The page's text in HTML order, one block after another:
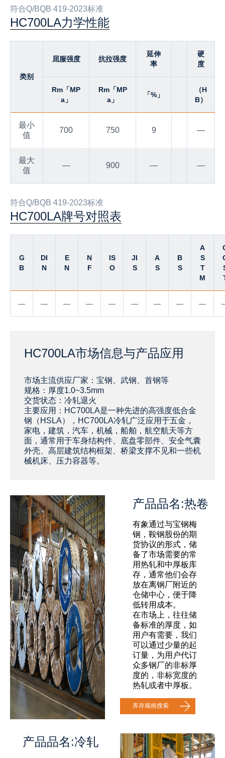
符合Q/BQB 419-2023标准
HC700LA力学性能
类别
屈服强度 抗拉强度
延伸
率
硬
度
Rm「MP
a」
Rm「MP
a」
「%」
（H
B）
最小
值
700 750 9 —
最大
值
— 900 — —
符合Q/BQB 419-2023标准
HC700LA牌号对照表
G
B
DI
N
E
N
N
F
IS
O
JI
S
A
S
B
S
A
S
T
M
— — — — — — — — —
HC700LA市场信息与产品应用
‌‌‌‌‌‌‌‌‌‌‌‌‌‌‌‌‌‌‌‌‌‌市场主流供应厂家：宝钢、武钢、首钢等
规格：厚度1.0~3.5mm
交货状态：冷轧退火
主要应用：HC700LA是一种先进的高强度低合金
钢（HSLA），HC700LA冷轧广泛应用于五金，
家电，建筑，汽车，机械，船舶，航空航天等方
面，通常用于车身结构件、底盘零部件、安全气囊
外壳、高层建筑结构框架、桥梁支撑不见和一些机
械机床、压力容器等。
产品品名:热卷
有象通过与宝钢梅
钢，鞍钢股份的期
货协议的形式，储
备了市场需要的常
用热轧和中厚板库
存，通常他们会存
放在离钢厂附近的
仓储中心，便于降
低转用成本。
在市场上，往往储
备标准的厚度，如
用户有需要，我们
可以通过少量的起
订量，为用户代订
众多钢厂的非标厚
度的，非标宽度的
热轧或者中厚板。
库存规格搜索
产品品名:冷轧